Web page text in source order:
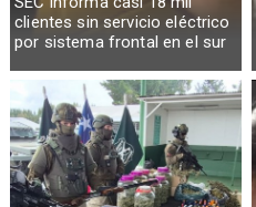
clientes sin servicio eléctrico
por sistema frontal en el sur